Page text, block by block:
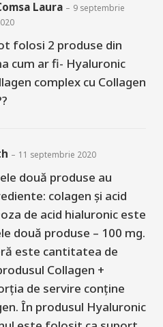
din 5
Laura – 9 septembrie
folosi 2 produse din
cum ar fi- Hyaluronic
complex cu Collagen
– 11 septembrie 2020
două produse au
colagen și acid
de acid hialuronic este
două produse – 100 mg.
este cantitatea de
Collagen +
de servire conține
În produsul Hyaluronic